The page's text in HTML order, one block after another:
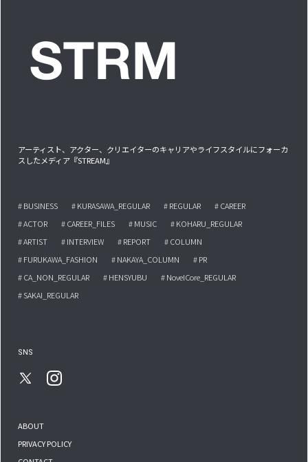
アーティスト、アクター、クリエイターのキャリアやライフスタイルにフォーカ
スしたメディア『STREAM』
# BUSINESS # KURASAWA_REGULAR # REGULAR
# CAREER
# ACTOR
# CAREER_FILES # MUSIC
# KOHARU_REGULAR
# ARTIST
# INTERVIEW # REPORT
# COLUMN
# FURUKAWA_FASHION
# NAKAYA_COLUMN
# PR
# CA_NON_REGULAR
# HENSYUBU
# NovelCore_REGULAR
# SAKAI_REGULAR
SNS
ABOUT
PRIVACY POLICY